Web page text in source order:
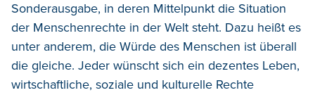
Sonderausgabe, in deren Mittelpunkt die Situation
der Menschenrechte in der Welt steht. Dazu heißt es
unter anderem, die Würde des Menschen ist überall
die gleiche. Jeder wünscht sich ein dezentes Leben,
wirtschaftliche, soziale und kulturelle Rechte